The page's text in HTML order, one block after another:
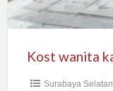
Surabaya Selatan